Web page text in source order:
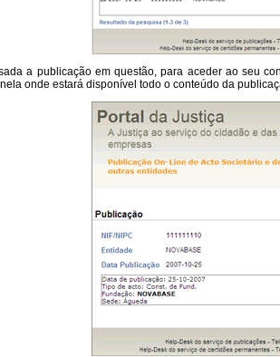
a publicação em questão, para aceder ao seu
onde estará disponível todo o conteúdo da